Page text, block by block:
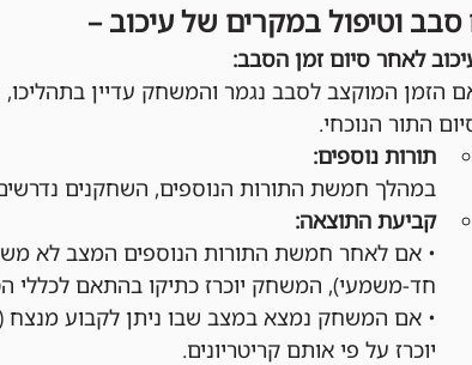
סבב וטיפול במקרים של עיכוב –
לאחר סיום זמן הסבב:
הזמן המוקצב לסבב נגמר והמשחק עדיין
התור הנוכחי.
תורות נוספים:
במהלך חמשת התורות הנוספים, השחקנים
קביעת התוצאה:
• אם לאחר חמשת התורות הנוספים המצב לא
חד-משמעי), המשחק יוכרז כתיקו בהתאם לכללי
• אם המשחק נמצא במצב שבו ניתן לקבוע
יוכרז על פי אותם קריטריונים.